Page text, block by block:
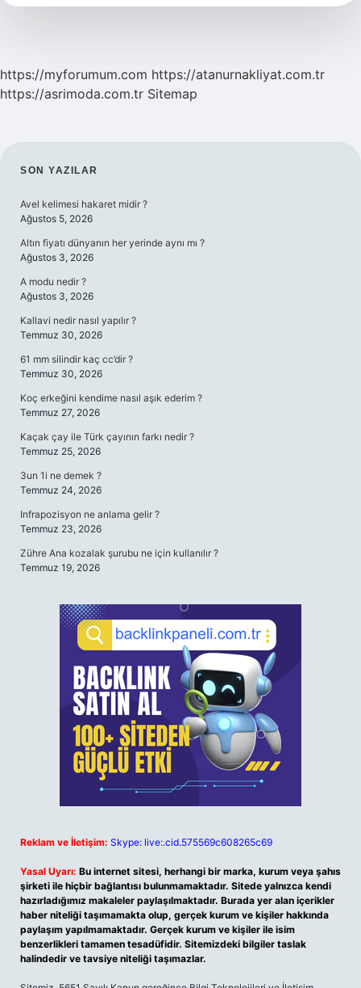
https://myforumum.com https://atanurnakliyat.com.tr
https://asrimoda.com.tr Sitemap
SIDEBAR
SON YAZILAR
Avel kelimesi hakaret midir ?
Ağustos 5, 2026
Altın fiyatı dünyanın her yerinde aynı mı ?
Ağustos 3, 2026
A modu nedir ?
Ağustos 3, 2026
Kallavi nedir nasıl yapılır ?
Temmuz 30, 2026
61 mm silindir kaç cc’dir ?
Temmuz 30, 2026
Koç erkeğini kendime nasıl aşık ederim ?
Temmuz 27, 2026
Kaçak çay ile Türk çayının farkı nedir ?
Temmuz 25, 2026
3un 1i ne demek ?
Temmuz 24, 2026
Infrapozisyon ne anlama gelir ?
Temmuz 23, 2026
Zühre Ana kozalak şurubu ne için kullanılır ?
Temmuz 19, 2026
Reklam ve İletişim: Skype: live:.cid.575569c608265c69
Yasal Uyarı: Bu internet sitesi, herhangi bir marka, kurum veya şahıs
şirketi ile hiçbir bağlantısı bulunmamaktadır. Sitede yalnızca kendi
hazırladığımız makaleler paylaşılmaktadır. Burada yer alan içerikler
haber niteliği taşımamakta olup, gerçek kurum ve kişiler hakkında
paylaşım yapılmamaktadır. Gerçek kurum ve kişiler ile isim
benzerlikleri tamamen tesadüfidir. Sitemizdeki bilgiler taslak
halindedir ve tavsiye niteliği taşımazlar.